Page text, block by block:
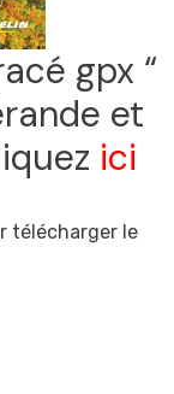
gpx “
et
ici
télécharger le